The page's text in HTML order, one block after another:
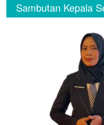
Sambutan Kepala